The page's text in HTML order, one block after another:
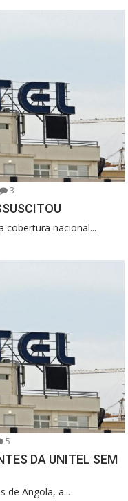
3
cobertura nacional...
5
DA UNITEL SEM
de Angola, a...